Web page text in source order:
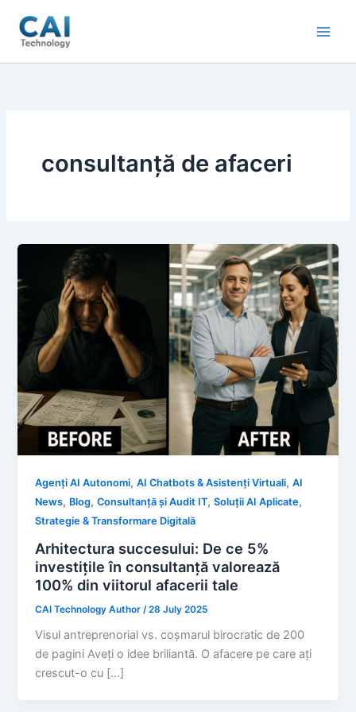
content
consultanță de afaceri
Agenți AI Autonomi,AI Chatbots & Asistenți Virtuali,AI
News, Blog,Consultanță și Audit IT,Soluții AI Aplicate,
Strategie & Transformare Digitală
Arhitectura succesului: De ce 5%
investițile în consultanță valorează
100% din viitorul afacerii tale
CAI Technology Author /28 July 2025
Visul antreprenorial vs. coșmarul birocratic de 200
de pagini Aveți o idee briliantă. O afacere pe care ați
crescut-o cu […]